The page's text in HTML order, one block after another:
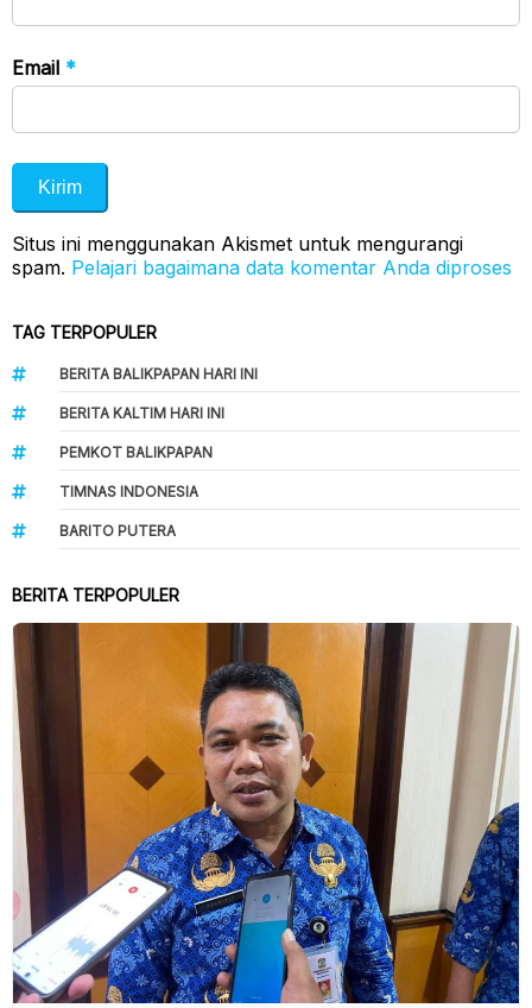
Email *
Situs ini menggunakan Akismet untuk mengurangi
spam. Pelajari bagaimana data komentar Anda diproses
TAG TERPOPULER
BERITA BALIKPAPAN HARI INI
BERITA KALTIM HARI INI
PEMKOT BALIKPAPAN
TIMNAS INDONESIA
BARITO PUTERA
BERITA TERPOPULER